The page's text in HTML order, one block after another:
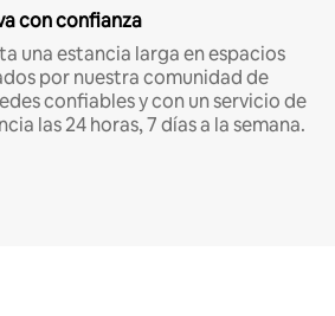
con confianza
una estancia larga en espacios
por nuestra comunidad de
confiables y con un servicio de
las 24 horas, 7 días a la semana.